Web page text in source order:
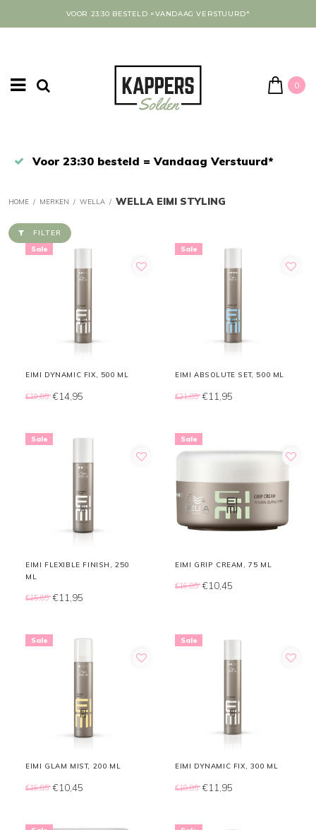
VOOR 23:30 BESTELD =VANDAAG VERSTUURD*
0
Afrekenen in een veilige omgeving
HOME / MERKEN / WELLA / WELLA EIMI STYLING
FILTER
Sale
EIMI DYNAMIC FIX, 500 ML
€19,85 €14,95
Sale
EIMI ABSOLUTE SET, 500 ML
€21,85 €11,95
Sale
EIMI FLEXIBLE FINISH, 250
ML
€15,85 €11,95
Sale
EIMI GRIP CREAM, 75 ML
€16,85 €10,45
Sale
EIMI GLAM MIST, 200 ML
€16,85 €10,45
Sale
EIMI DYNAMIC FIX, 300 ML
€18,85 €11,95